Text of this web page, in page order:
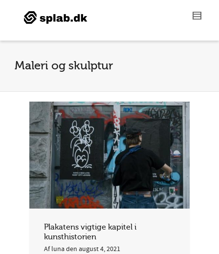
Maleri og skulptur
Plakatens vigtige kapitel i
kunsthistorien
Aflunaden august 4, 2021